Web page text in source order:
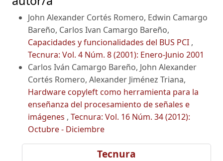
John Alexander Cortés Romero, Edwin Camargo
Bareño, Carlos Ivan Camargo Bareño,
Capacidades y funcionalidades del BUS PCI ,
Tecnura: Vol. 4 Núm. 8 (2001): Enero-Junio 2001
Carlos Iván Camargo Bareño, John Alexander
Cortés Romero, Alexander Jiménez Triana,
Hardware copyleft como herramienta para la
enseñanza del procesamiento de señales e
imágenes , Tecnura: Vol. 16 Núm. 34 (2012):
Octubre - Diciembre
Tecnura